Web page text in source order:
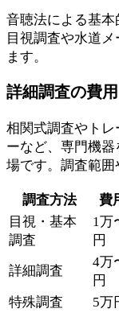
音聴法による基本
目視調査や水道
ます。
詳細調査の費用
相関式調査やト
ーなど、専門機
場です。調査範囲
調査方法 費
目視・基本
調査
1万
円
詳細調査
4万
円
特殊調査
5万